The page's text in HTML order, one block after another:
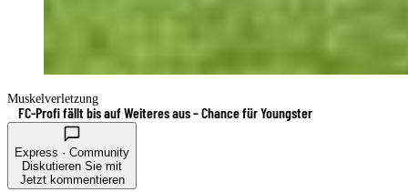
Muskelverletzung
FC-Profi fällt bis auf Weiteres aus – Chance für Youngster
Express · Community
Diskutieren Sie mit
Jetzt kommentieren